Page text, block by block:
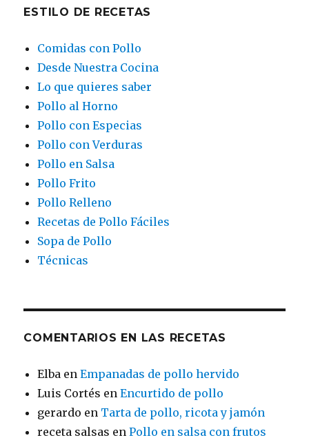
ESTILO DE RECETAS
Comidas con Pollo
Desde Nuestra Cocina
Lo que quieres saber
Pollo al Horno
Pollo con Especias
Pollo con Verduras
Pollo en Salsa
Pollo Frito
Pollo Relleno
Recetas de Pollo Fáciles
Sopa de Pollo
Técnicas
COMENTARIOS EN LAS RECETAS
Elba enEmpanadas de pollo hervido
Luis Cortés enEncurtido de pollo
gerardo en Tarta de pollo, ricota y jamón
receta salsas enPollo en salsa con frutos